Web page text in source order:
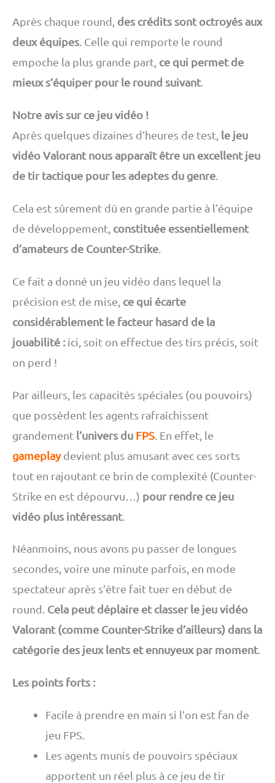
Après chaque round, des crédits sont octroyés aux
deux équipes. Celle qui remporte le round
empoche la plus grande part, ce qui permet de
mieux s’équiper pour le round suivant.
Notre avis sur ce jeu vidéo !
Après quelques dizaines d’heures de test, le jeu
vidéo Valorant nous apparaît être un excellent jeu
de tir tactique pour les adeptes du genre
Cela est sûrement dû en grande partie à l’équipe
de développement, constituée essentiellement
d’amateurs de Counter-Strike
Ce fait a donné un jeu vidéo dans lequel la
précision est de mise, ce qui écarte
considérablement le facteur hasard de la
jouabilité : ici, soit on effectue des tirs précis, soit
on perd !
Par ailleurs, les capacités spéciales (ou pouvoirs)
que possèdent les agents rafraîchissent
grandement l’univers du FPS . En effet, le
gameplaydevient plus amusant avec ces sorts
tout en rajoutant ce brin de complexité (Counter-
Strike en est dépourvu…) pour rendre ce jeu
vidéo plus intéressant.
Néanmoins, nous avons pu passer de longues
secondes, voire une minute parfois, en mode
spectateur après s’être fait tuer en début de
round. Cela peut déplaire et classer le jeu vidéo
Valorant (comme Counter-Strike d’ailleurs) dans la
catégorie des jeux lents et ennuyeux par moment.
Les points forts :
Facile à prendre en main si l’on est fan de
jeu FPS.
Les agents munis de pouvoirs spéciaux
apportent un réel plus à ce jeu de tir